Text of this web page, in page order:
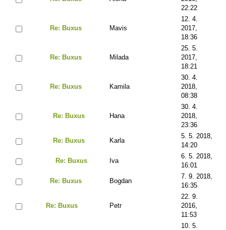
22:22
Re: Buxus Mavis
12. 4.
2017,
18:36
Re: Buxus Milada
25. 5.
2017,
18:21
Re: Buxus Kamila
30. 4.
2018,
08:38
Re: Buxus Hana
30. 4.
2018,
23:36
Re: Buxus Karla
5. 5. 2018,
14:20
Re: Buxus Iva
6. 5. 2018,
16:01
Re: Buxus Bogdan
7. 9. 2018,
16:35
Re: Buxus Petr
22. 9.
2016,
11:53
10. 5.